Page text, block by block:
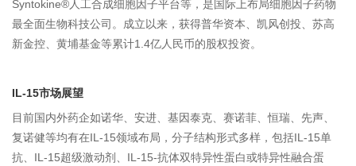
Syntokine®人工合成细胞因子平台等，是国际上布局细胞因子药物
最全面生物科技公司。成立以来，获得普华资本、凯风创投、苏高
新金控、黄埔基金等累计1.4亿人民币的股权投资。
IL-15市场展望
目前国内外药企如诺华、安进、基因泰克、赛诺菲、恒瑞、先声、
复诺健等均有在IL-15领域布局，分子结构形式多样，包括IL-15单
抗、IL-15超级激动剂、IL-15-抗体双特异性蛋白或特异性融合蛋